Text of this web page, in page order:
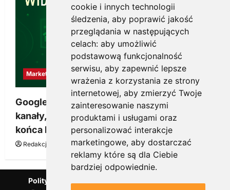
cookie i innych technologii
śledzenia, aby poprawić jakość
przeglądania w następujących
celach: aby umożliwić
podstawową funkcjonalność
serwisu, aby zapewnić lepsze
wrażenia z korzystania ze strony
internetowej, aby zmierzyć Twoje
zainteresowanie naszymi
produktami i usługami oraz
personalizować interakcje
marketingowe, aby dostarczać
reklamy które są dla Ciebie
bardziej odpowiednie.
Marketing
Google Ads, SEO i analityka – jak połączyć
kanały, żeby reklama pracowała dłużej niż do
końca budżetu
Redakcja KnowMore.pl 20 marca, 2026 0
Polityka Prywatności